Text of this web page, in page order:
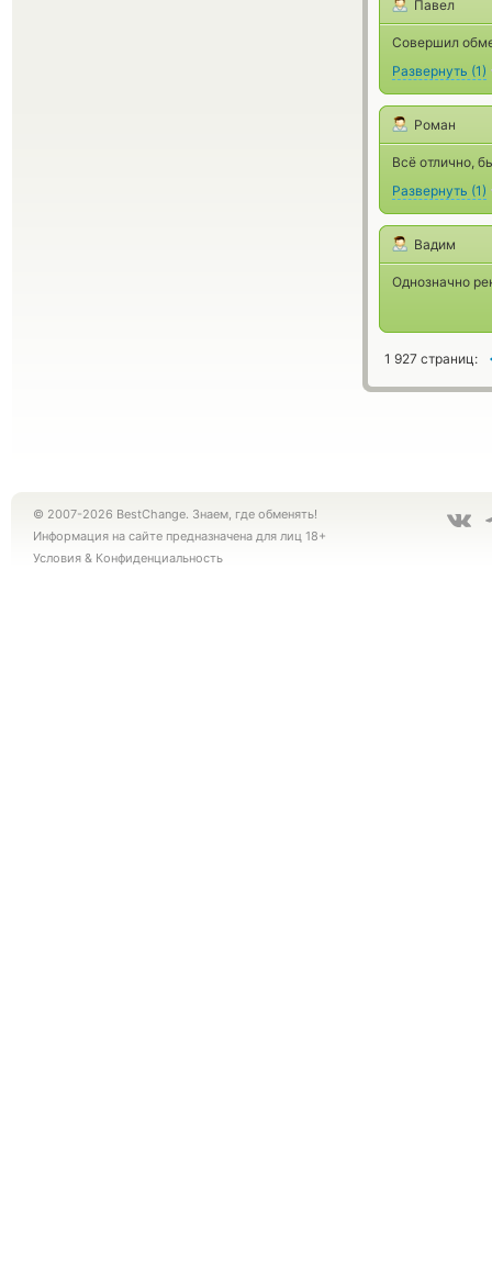
Павел
Совершил
Развернуть (1)
Роман
Всё отлично,
Развернуть (1)
Вадим
Однозначно
1 927 страниц:
© 2007-2026 BestChange. Знаем, где обменять!
Информация на сайте предназначена для лиц 18+
Условия & Конфиденциальность